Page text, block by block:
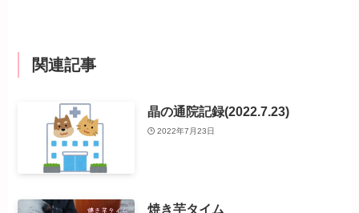
関連記事
晶の通院記録(2022.7.23)
2022年7月23日
焼き芋タイム